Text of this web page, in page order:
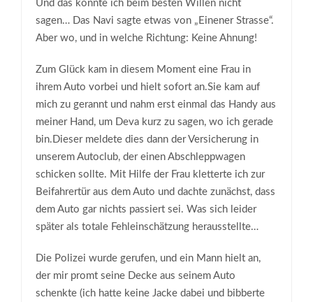
Und das konnte ich beim besten Willen nicht
sagen… Das Navi sagte etwas von „Einener Strasse“.
Aber wo, und in welche Richtung: Keine Ahnung!
Zum Glück kam in diesem Moment eine Frau in
ihrem Auto vorbei und hielt sofort an.Sie kam auf
mich zu gerannt und nahm erst einmal das Handy aus
meiner Hand, um Deva kurz zu sagen, wo ich gerade
bin.Dieser meldete dies dann der Versicherung in
unserem Autoclub, der einen Abschleppwagen
schicken sollte. Mit Hilfe der Frau kletterte ich zur
Beifahrertür aus dem Auto und dachte zunächst, dass
dem Auto gar nichts passiert sei. Was sich leider
später als totale Fehleinschätzung herausstellte…
Die Polizei wurde gerufen, und ein Mann hielt an,
der mir promt seine Decke aus seinem Auto
schenkte (ich hatte keine Jacke dabei und bibberte